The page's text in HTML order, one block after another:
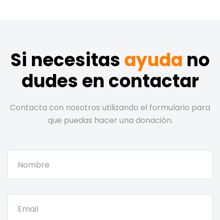
Si necesitas ayuda no
dudes en contactar
Contacta con nosotros utilizando el formulario para
que puedas hacer una donación.